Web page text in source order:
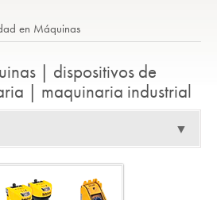
en Máquinas
| dispositivos de
| maquinaria industrial
▼